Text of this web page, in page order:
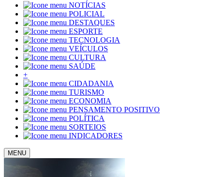
NOTÍCIAS
POLICIAL
DESTAQUES
ESPORTE
TECNOLOGIA
VEÍCULOS
CULTURA
SAÚDE
+
CIDADANIA
TURISMO
ECONOMIA
PENSAMENTO POSITIVO
POLÍTICA
SORTEIOS
INDICADORES
MENU